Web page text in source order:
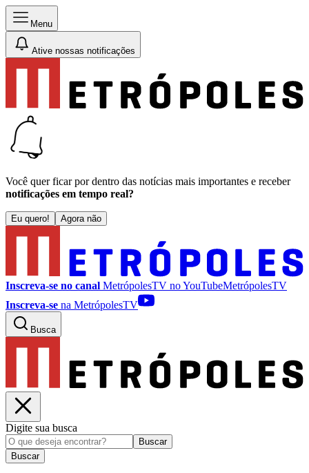
Menu
Ative nossas notificações
Você quer ficar por dentro das notícias mais importantes e receber
notificações em tempo real?
Eu quero! Agora não
Inscreva-se no canal MetrópolesTV noYouTubeMetrópolesTV
Inscreva-se na MetrópolesTV
Busca
Digite sua busca
Buscar
Buscar